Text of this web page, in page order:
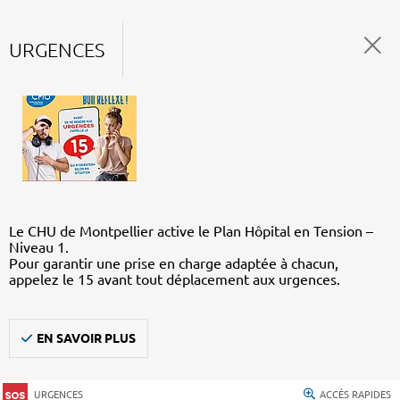
URGENCES
Le CHU de Montpellier active le Plan Hôpital en Tension –
Niveau 1.
Pour garantir une prise en charge adaptée à chacun,
appelez le 15 avant tout déplacement aux urgences.
EN SAVOIR PLUS
URGENCES ACCÈS RAPIDES